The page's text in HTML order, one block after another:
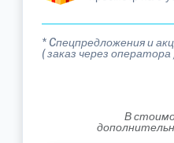
* Cпецпредложения и
( заказ через оператора
В